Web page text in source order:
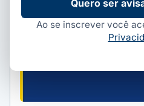
Quero ser
Ao se inscrever você